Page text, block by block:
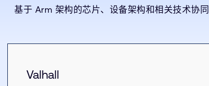
基于 Arm 架构的芯片、设备架构和相关技术协
Valhall